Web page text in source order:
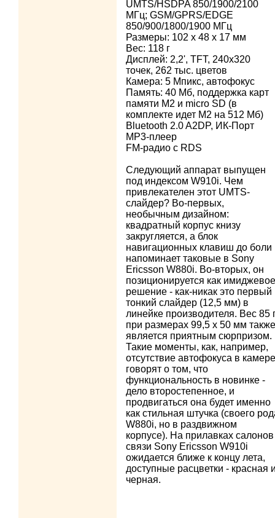
UMTS/HSDPA 850/1900/2100
МГц; GSM/GPRS/EDGE
850/900/1800/1900 МГц
Размеры: 102 x 48 x 17 мм
Вес: 118 г
Дисплей: 2,2', TFT, 240х320
точек, 262 тыс. цветов
Камера: 5 Мпикс, автофокус
Память: 40 Мб, поддержка карт
памяти M2 и micro SD (в
комплекте идет M2 на 512 Мб)
Bluetooth 2.0 A2DP, ИК-Порт
MP3-плеер
FM-радио c RDS
Следующий аппарат выпущен
под индексом W910i. Чем
привлекателен этот UMTS-
слайдер? Во-первых,
необычным дизайном:
квадратный корпус книзу
закругляется, а блок
навигационных клавиш до боли
напоминает таковые в Sony
Ericsson W880i. Во-вторых, он
позиционируется как имиджевое
решение - как-никак это первый
тонкий слайдер (12,5 мм) в
линейке производителя. Вес 85
при размерах 99,5 x 50 мм также
является приятным сюрпризом.
Такие моменты, как, например,
отсутствие автофокуса в
говорят о том, что
функциональность в новинке -
дело второстепенное, и
продвигаться она будет именно
как стильная штучка (своего
W880i, но в раздвижном
корпусе). На прилавках салонов
связи Sony Ericsson W910i
ожидается ближе к концу лета,
доступные расцветки - красная
черная.